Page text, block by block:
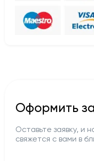
Оформить
Оставьте заявку, и
свяжется с вами в